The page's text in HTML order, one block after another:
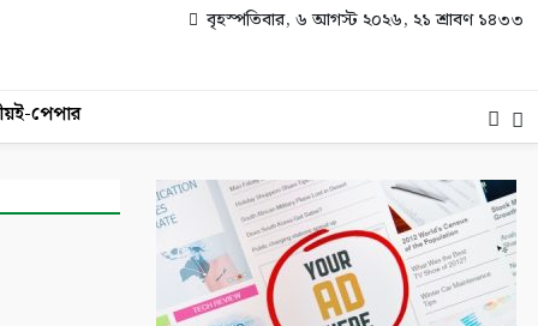
বৃহস্পতিবার, ৬ আগস্ট ২০২৬, ২১ শ্রাবণ ১৪৩৩
ই-পেপার